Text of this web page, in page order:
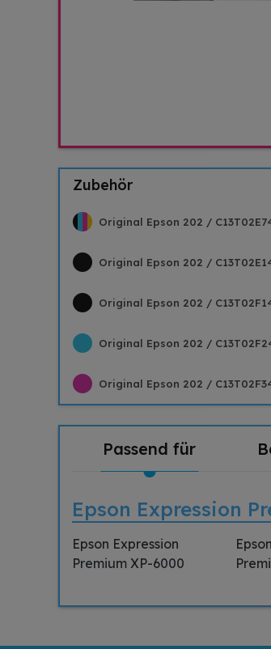
Zubehör
Original Epson 202 /
Original Epson 202 /
Original Epson 202 /
Original Epson 202 /
Original Epson 202 /
Passend für
Epson Expression
Epson Expression
Premium XP-6000